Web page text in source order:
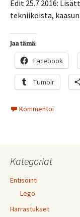
Edit 25.7.2016:
tekniikoista,
Jaa tämä:
Facebook
Tumblr
Kommentoi
Kategoriat
Entisöinti
Lego
Harrastukset